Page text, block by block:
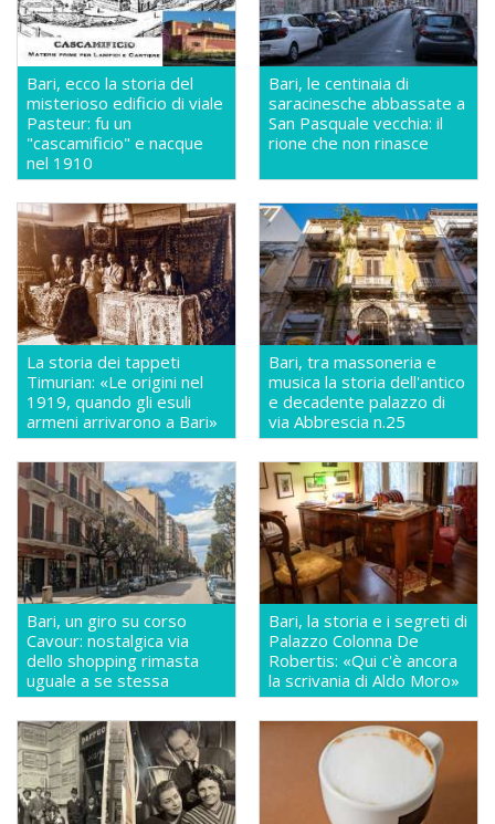
Bari, ecco la storia del
misterioso edificio di viale
Pasteur: fu un
"cascamificio" e nacque
nel 1910
Bari, le centinaia di
saracinesche abbassate a
San Pasquale vecchia: il
rione che non rinasce
La storia dei tappeti
Timurian: «Le origini nel
1919, quando gli esuli
armeni arrivarono a Bari»
Bari, tra massoneria e
musica la storia dell'antico
e decadente palazzo di
via Abbrescia n.25
Bari, un giro su corso
Cavour: nostalgica via
dello shopping rimasta
uguale a se stessa
Bari, la storia e i segreti di
Palazzo Colonna De
Robertis: «Qui c'è ancora
la scrivania di Aldo Moro»